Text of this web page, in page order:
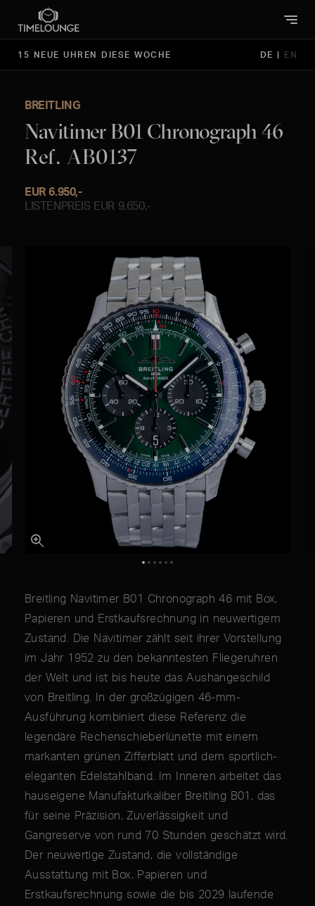
15 NEUE UHREN DIESE WOCHE DE | EN
BREITLING
Navitimer B01 Chronograph 46
Ref. AB0137
EUR 6.950,-
LISTENPREIS EUR 9.650,-
Breitling Navitimer B01 Chronograph 46 mit Box,
Papieren und Erstkaufsrechnung in neuwertigem
Zustand. Die Navitimer zählt seit ihrer Vorstellung
im Jahr 1952 zu den bekanntesten Fliegeruhren
der Welt und ist bis heute das Aushängeschild
von Breitling. In der großzügigen 46-mm-
Ausführung kombiniert diese Referenz die
legendäre Rechenschieberlünette mit einem
markanten grünen Zifferblatt und dem sportlich-
eleganten Edelstahlband. Im Inneren arbeitet das
hauseigene Manufakturkaliber Breitling B01, das
für seine Präzision, Zuverlässigkeit und
Gangreserve von rund 70 Stunden geschätzt wird.
Der neuwertige Zustand, die vollständige
Ausstattung mit Box, Papieren und
Erstkaufsrechnung sowie die bis 2029 laufende